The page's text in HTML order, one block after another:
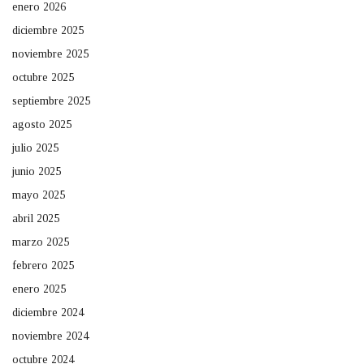
enero 2026
diciembre 2025
noviembre 2025
octubre 2025
septiembre 2025
agosto 2025
julio 2025
junio 2025
mayo 2025
abril 2025
marzo 2025
febrero 2025
enero 2025
diciembre 2024
noviembre 2024
octubre 2024